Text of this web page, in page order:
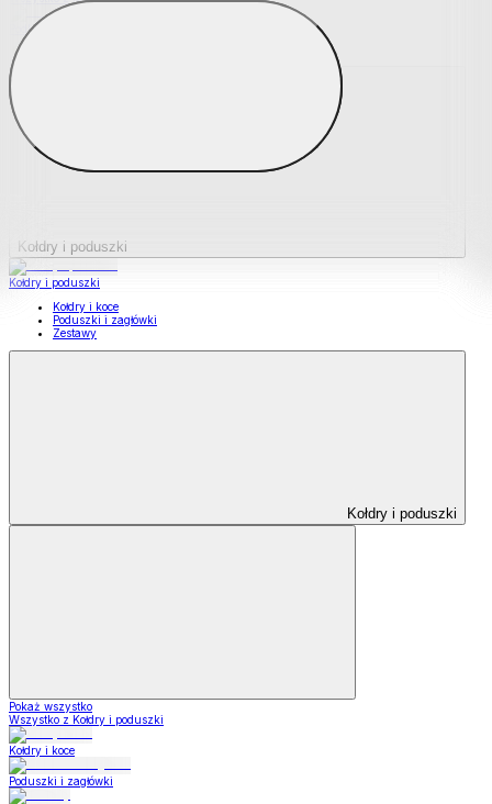
Podkładki na materace
Materace nawierzchniowe
Kołdry i poduszki
Kołdry i poduszki
Kołdry i koce
Poduszki i zagłówki
Zestawy
Kołdry i poduszki
Pokaż wszystko
Wszystko z Kołdry i poduszki
Kołdry i koce
Poduszki i zagłówki